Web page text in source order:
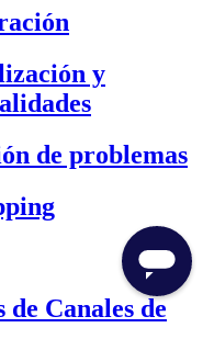
y
de problemas
Canales de